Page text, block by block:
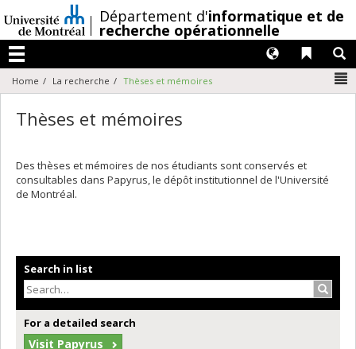
au
contenu
/Département d'informatique et de
recherche opérationnelle
Menu
Liens
Langues
Home La recherche Thèses et mémoires
Thèses et mémoires
Des thèses et mémoires de nos étudiants sont conservés et
consultables dans Papyrus, le dépôt institutionnel de l'Université
de Montréal.
Search in list
For a detailed search
Visit Papyrus